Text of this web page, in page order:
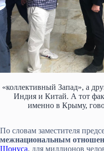
«коллективный Запад», а
Индия и Китай. А тот
именно в Крыму,
По словам заместителя
межнациональным
Шонуса, для миллионов